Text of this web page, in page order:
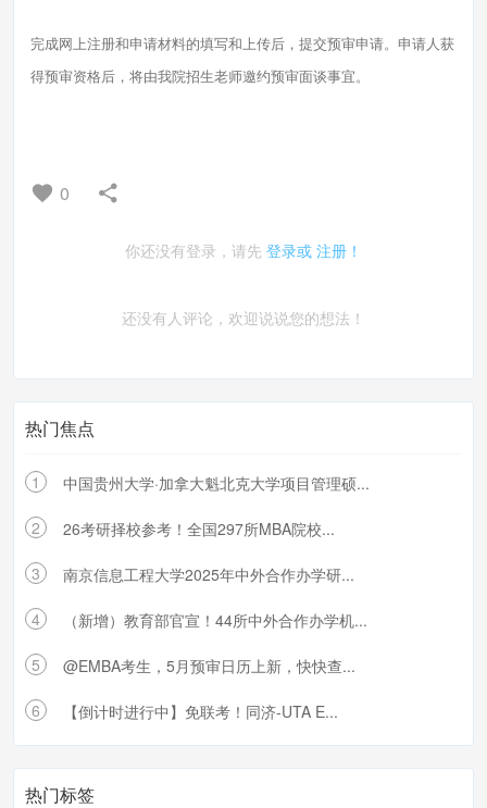
完成网上注册和申请材料的填写和上传后，提交预审申请。申请人获
得预审资格后，将由我院招生老师邀约预审面谈事宜。
0
你还没有登录，请先 登录或 注册！
还没有人评论，欢迎说说您的想法！
热门焦点
1 中国贵州大学·加拿大魁北克大学项目管理硕...
2 26考研择校参考！全国297所MBA院校...
3 南京信息工程大学2025年中外合作办学研...
4 （新增）教育部官宣！44所中外合作办学机...
5 @EMBA考生，5月预审日历上新，快快查...
6 【倒计时进行中】免联考！同济-UTA E...
热门标签